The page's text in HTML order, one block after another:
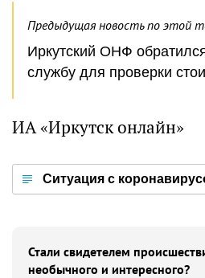
Предыдущая новость по этой
Иркутский ОНФ
службу для проверки
ИА «Иркутск онлайн»
Ситуация с
Стали свидетелем
необычного и интересного?